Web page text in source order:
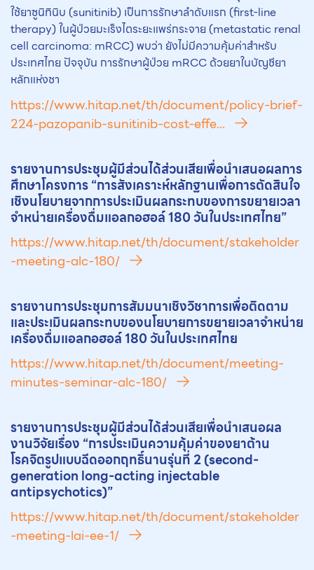
ใช้ยาซูนิทินิบ (sunitinib) เป็นการรักษาลำดับแรก (first-line
therapy) ในผู้ป่วยมะเร็งไตระยะแพร่กระจาย (metastatic renal
cell carcinoma: mRCC) พบว่า ยังไม่มีความคุ้มค่าสำหรับ
ประเทศไทย ปัจจุบัน การรักษาผู้ป่วย mRCC ด้วยยาในบัญชียา
หลักแห่งชา
https://www.hitap.net/th/document/policy-brief-
224-pazopanib-sunitinib-cost-effe...
รายงานการประชุมผู้มีส่วนได้ส่วนเสียเพื่อนำเสนอผลการ
ศึกษาโครงการ “การสังเคราะห์หลักฐานเพื่อการตัดสินใจ
เชิงนโยบายจากการประเมินผลกระทบของการขยายเวลา
จำหน่ายเครื่องดื่มแอลกอฮอล์ 180 วันในประเทศไทย”
https://www.hitap.net/th/document/stakeholder
-meeting-alc-180/
รายงานการประชุมการสัมมนาเชิงวิชาการเพื่อติดตาม
และประเมินผลกระทบของนโยบายการขยายเวลาจำหน่าย
เครื่องดื่มแอลกอฮอล์ 180 วันในประเทศไทย
https://www.hitap.net/th/document/meeting-
minutes-seminar-alc-180/
รายงานการประชุมผู้มีส่วนได้ส่วนเสียเพื่อนำเสนอผล
งานวิจัยเรื่อง “การประเมินความคุ้มค่าของยาต้าน
โรคจิตรูปแบบฉีดออกฤทธิ์นานรุ่นที่ 2 (second-
generation long-acting injectable
antipsychotics)”
https://www.hitap.net/th/document/stakeholder
-meeting-lai-ee-1/